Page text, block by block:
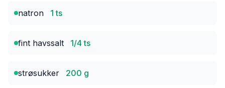
natron 1 ts
fint havssalt 1/4 ts
strøsukker 200 g